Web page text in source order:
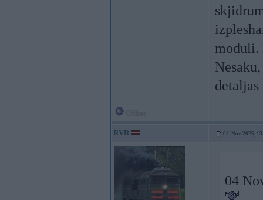
moduli.
RVR 04. Nov 2025,
04